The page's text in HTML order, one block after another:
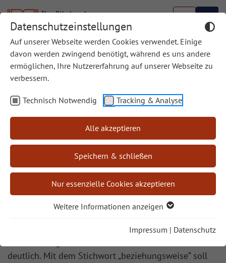
Datenschutzeinstellungen
Auf unserer Webseite werden Cookies verwendet. Einige
davon werden zwingend benötigt, während es uns andere
ermöglichen, Ihre Nutzererfahrung auf unserer Webseite zu
verbessern.
Technisch Notwendig Tracking & Analyse
Alle akzeptieren
Speichern & schließen
Nur essenzielle Cookies akzeptieren
Weitere Informationen anzeigen
Impressum | Datenschutz
Zum jüdisch-christlichen Dialog
Im Jahr 2021 wurde ein
Festjahr zu 1700 Jahre
jüdischen Lebens in Deutschland begangen. Die
katholische und die evangelische Kirche
verantworteten aus diesem Anlass die Kampagne
„#beziehungsweise – jüdisch und christlich: näher als
du denkst“.
Dadurch wollten sie anregen, die enge Verbundenheit
des Christentums mit dem Judentum wahrzunehmen.
Auch und gerade im Blick auf die Feste wird die
deutlich. Mit dem Stichwort „beziehungsweise“ soll